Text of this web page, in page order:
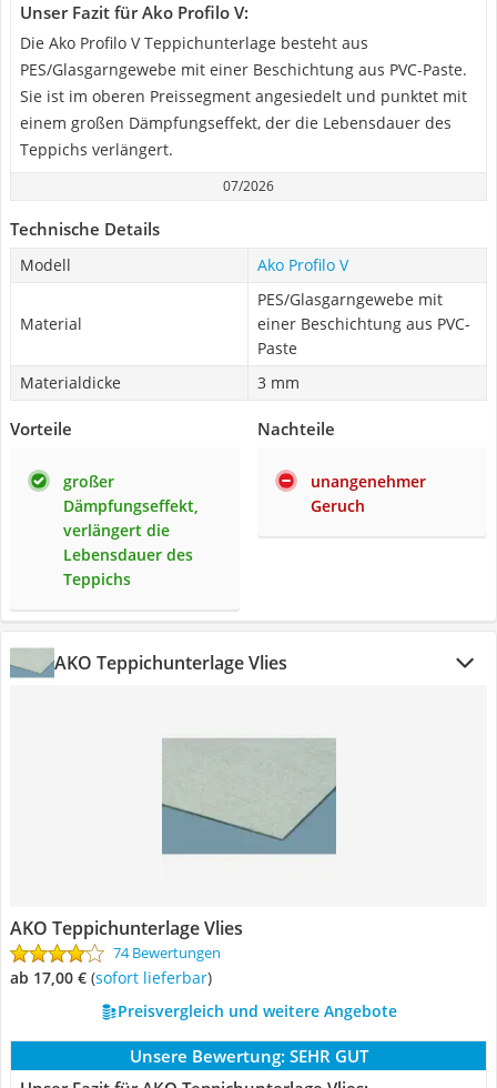
Unser Fazit für Ako Profilo V:
Die Ako Profilo V Teppichunterlage besteht aus
PES/Glasgarngewebe mit einer Beschichtung aus PVC-Paste.
Sie ist im oberen Preissegment angesiedelt und punktet mit
einem großen Dämpfungseffekt, der die Lebensdauer des
Teppichs verlängert.
07/2026
Technische Details
Modell Ako Profilo V
Material
PES/Glasgarngewebe mit
einer Beschichtung aus PVC-
Paste
Materialdicke
3 mm
Vorteile
großer
Dämpfungseffekt,
verlängert die
Lebensdauer des
Teppichs
Nachteile
unangenehmer
Geruch
AKO Teppichunterlage Vlies
AKO Teppichunterlage Vlies
74 Bewertungen
ab 17,00 € ( Sofort lieferbar)
Preisvergleich und weitere Angebote
Unsere Bewertung: SEHR GUT